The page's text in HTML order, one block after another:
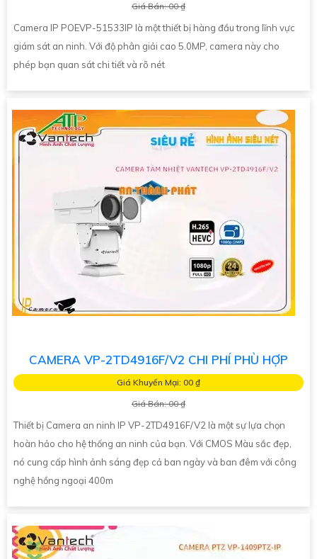
Giá Bán: 00 ₫
Camera IP POEVP-51533IP là một thiết bị hàng đầu trong lĩnh vực
giám sát an ninh. Với độ phân giải cao 5.0MP, camera này cho
phép bạn quan sát chi tiết và rõ nét
CAMERA VP-2TD4916F/V2 CHI PHÍ PHÙ HỢP
Giá Khuyến Mại: 00 ₫
Giá Bán: 00 ₫
Thiết bị Camera an ninh IP VP-2TD4916F/V2 là một sự lựa chọn
hoàn hảo cho hệ thống an ninh của bạn. Với CMOS Màu sắc đẹp,
nó cung cấp hình ảnh sáng đẹp cả ban ngày và ban đêm với công
nghệ hồng ngoại 400m